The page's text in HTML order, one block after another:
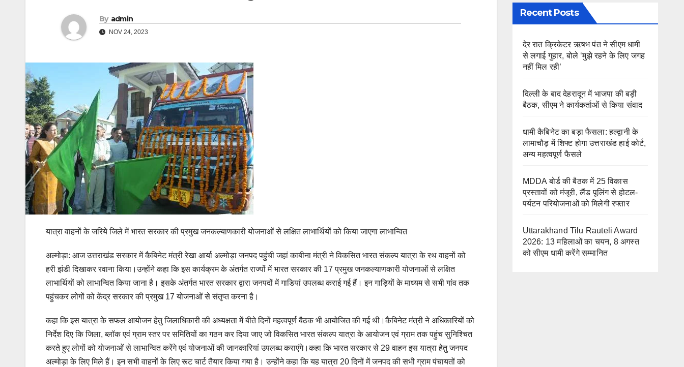
By admin
NOV 24, 2023
यात्रा वाहनों के जरिये जिले में भारत सरकार की प्रमुख जनकल्याणकारी योजनाओं से लक्षित लाभार्थियों को किया जाएगा लाभान्वित
अल्मोड़ा: आज उत्तराखंड सरकार में कैबिनेट मंत्री रेखा आर्या अल्मोड़ा जनपद पहुंची जहां काबीना मंत्री ने विकसित भारत संकल्प यात्रा के रथ वाहनों को
हरी झंडी दिखाकर रवाना किया।उन्होंने कहा कि इस कार्यक्रम के अंतर्गत राज्यों में भारत सरकार की 17 प्रमुख जनकल्याणकारी योजनाओं से लक्षित
लाभार्थियों को लाभान्वित किया जाना है। इसके अंतर्गत भारत सरकार द्वारा जनपदों में गाडियां उपलब्ध कराई गई हैं। इन गाड़ियों के माध्यम से सभी गांव तक
पहुंचकर लोगों को केंद्र सरकार की प्रमुख 17 योजनाओं से संतृप्त करना है।
कहा कि इस यात्रा के सफल आयोजन हेतु जिलाधिकारी की अध्यक्षता में बीते दिनों महत्वपूर्ण बैठक भी आयोजित की गई थी।कैबिनेट मंत्री ने अधिकारियों को
निर्देश दिए कि जिला, ब्लॉक एवं ग्राम स्तर पर समितियों का गठन कर दिया जाए जो विकसित भारत संकल्प यात्रा के आयोजन एवं ग्राम तक पहुंच सुनिश्चित
करते हुए लोगों को योजनाओं से लाभान्वित करेंगे एवं योजनाओं की जानकारियां उपलब्ध कराएंगे।कहा कि भारत सरकार से 29 वाहन इस यात्रा हेतु जनपद
अल्मोड़ा के लिए मिले हैं। इन सभी वाहनों के लिए रूट चार्ट तैयार किया गया है। उन्होंने कहा कि यह यात्रा 20 दिनों में जनपद की सभी ग्राम पंचायतों को
Recent Posts
देर रात क्रिकेटर ऋषभ पंत ने सीएम धामी
से लगाई गुहार, बोले ‘मुझे रहने के लिए जगह
नहीं मिल रही’
दिल्ली के बाद देहरादून में भाजपा की बड़ी
बैठक, सीएम ने कार्यकर्ताओं से किया संवाद
धामी कैबिनेट का बड़ा फैसला: हल्द्वानी के
लामाचौड़ में शिफ्ट होगा उत्तराखंड हाई कोर्ट,
अन्य महत्वपूर्ण फैसले
MDDA बोर्ड की बैठक में 25 विकास
प्रस्तावों को मंजूरी, लैंड पूलिंग से होटल-
पर्यटन परियोजनाओं को मिलेगी रफ्तार
Uttarakhand Tilu Rauteli Award
2026: 13 महिलाओं का चयन, 8 अगस्त
को सीएम धामी करेंगे सम्मानित